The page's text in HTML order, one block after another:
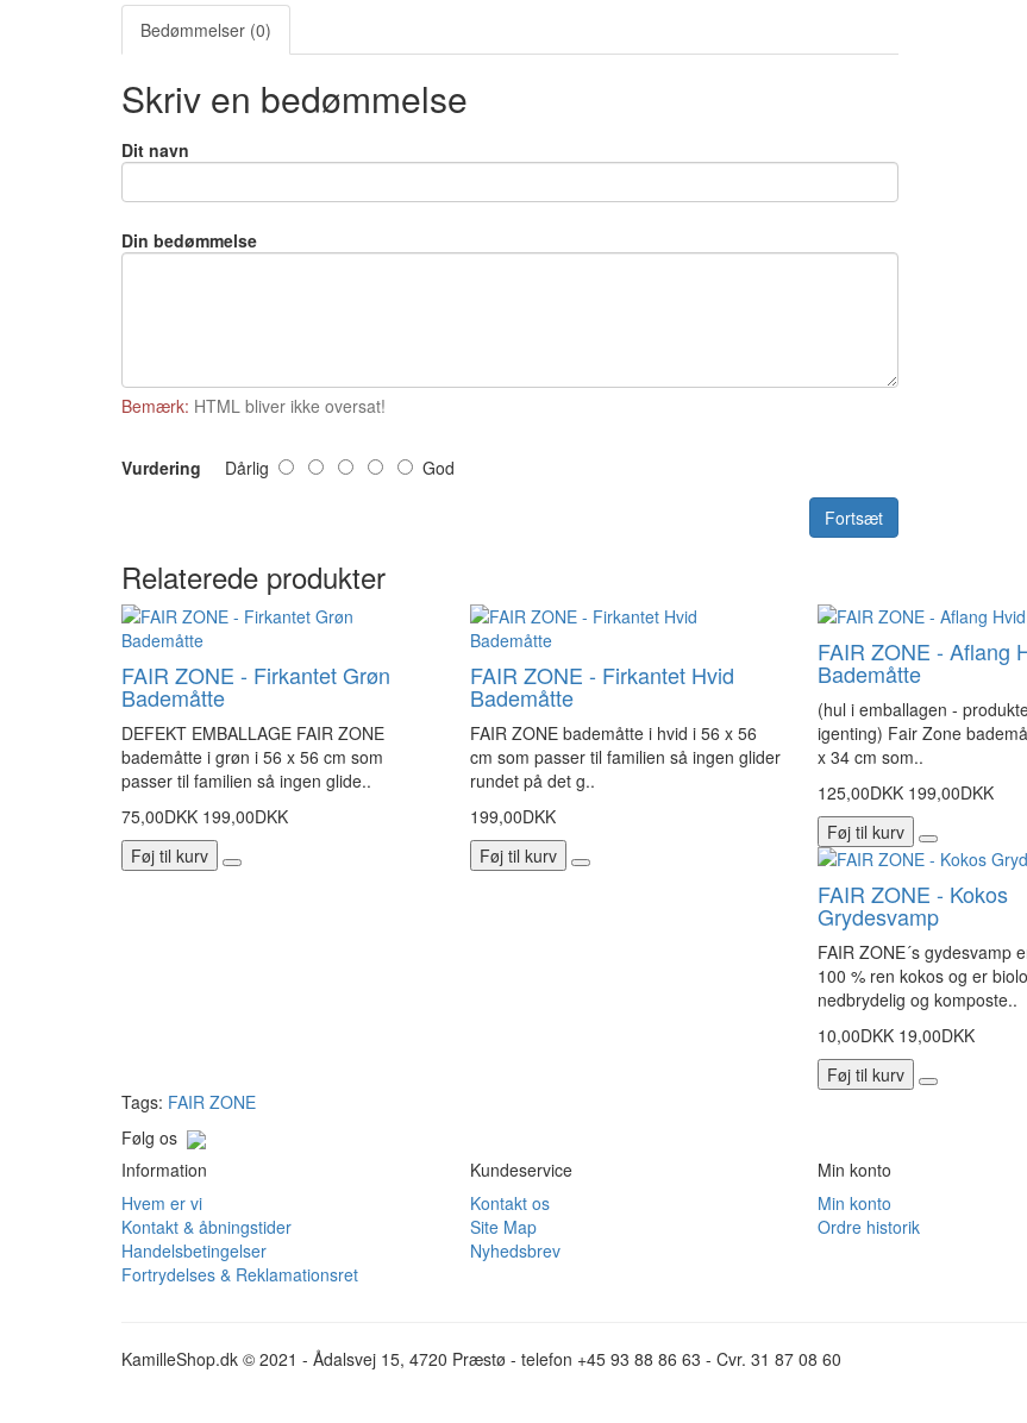
Bedømmelser (0)
Skriv en bedømmelse
Dit navn
Din bedømmelse
Bemærk: HTML bliver ikke oversat!
Vurdering Dårlig God
Fortsæt
Relaterede produkter
FAIR ZONE - Firkantet Grøn
Bademåtte
DEFEKT EMBALLAGE FAIR ZONE
bademåtte i grøn i 56 x 56 cm som
passer til familien så ingen glide..
75,00DKK 199,00DKK
Føj til kurv
FAIR ZONE - Firkantet Hvid
Bademåtte
FAIR ZONE bademåtte i hvid i 56 x 56
cm som passer til familien så ingen glider
rundet på det g..
199,00DKK
Føj til kurv
FAIR ZONE - Aflang
Bademåtte
(hul i emballagen -
igenting) Fair Zone
x 34 cm som..
125,00DKK 199,00DKK
Føj til kurv
FAIR ZONE - Kokos
Grydesvamp
FAIR ZONE´s gydesvamp
100 % ren kokos og er
nedbrydelig og komposte..
10,00DKK 19,00DKK
Føj til kurv
Tags: FAIR ZONE
Følg os
Information
Hvem er vi
Kontakt & åbningstider
Handelsbetingelser
Fortrydelses & Reklamationsret
Kundeservice
Kontakt os
Site Map
Nyhedsbrev
Min konto
Min konto
Ordre historik
KamilleShop.dk © 2021 - Ådalsvej 15, 4720 Præstø - telefon +45 93 88 86 63 - Cvr. 31 87 08 60